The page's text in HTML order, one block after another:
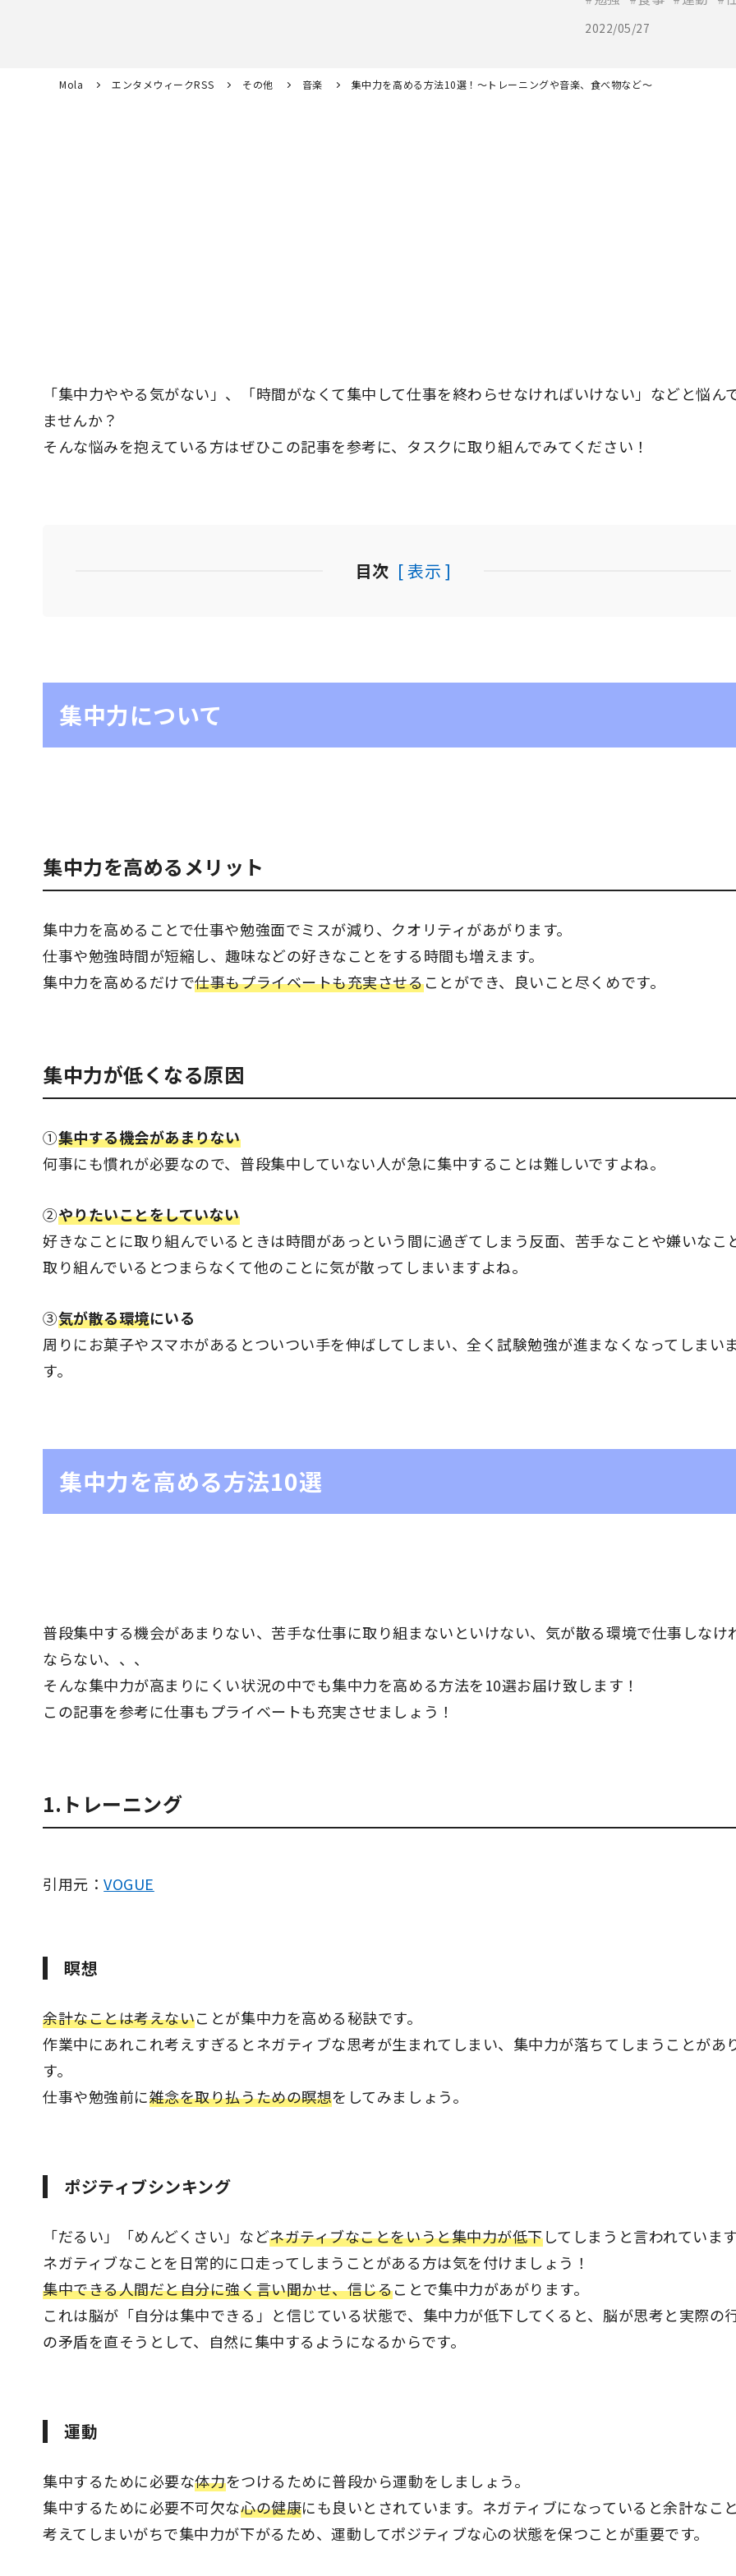
2022/05/27
Mola エンタメウィークRSS その他 音楽 集中力を高める方法10選！～トレーニングや音楽、食べ物など～
「集中力ややる気がない」、「時間がなくて集中して仕事を終わらせなければいけない」などと悩ん
ませんか？
そんな悩みを抱えている方はぜひこの記事を参考に、タスクに取り組んでみてください！
目次 [ 表示 ]
集中力について
集中力を高めるメリット
集中力を高めることで仕事や勉強面でミスが減り、クオリティがあがります。
仕事や勉強時間が短縮し、趣味などの好きなことをする時間も増えます。
集中力を高めるだけで仕事もプライベートも充実させることができ、良いこと尽くめです。
集中力が低くなる原因
①集中する機会があまりない
何事にも慣れが必要なので、普段集中していない人が急に集中することは難しいですよね。
②やりたいことをしていない
好きなことに取り組んでいるときは時間があっという間に過ぎてしまう反面、苦手なことや嫌いなこ
取り組んでいるとつまらなくて他のことに気が散ってしまいますよね。
➂気が散る環境にいる
周りにお菓子やスマホがあるとついつい手を伸ばしてしまい、全く試験勉強が進まなくなってしまい
す。
集中力を高める方法10選
普段集中する機会があまりない、苦手な仕事に取り組まないといけない、気が散る環境で仕事しなけ
ならない、、、
そんな集中力が高まりにくい状況の中でも集中力を高める方法を10選お届け致します！
この記事を参考に仕事もプライベートも充実させましょう！
1.トレーニング
引用元：VOGUE
瞑想
余計なことは考えないことが集中力を高める秘訣です。
作業中にあれこれ考えすぎるとネガティブな思考が生まれてしまい、集中力が落ちてしまうことがあ
す。
仕事や勉強前に雑念を取り払うための瞑想をしてみましょう。
ポジティブシンキング
「だるい」「めんどくさい」などネガティブなことをいうと集中力が低下してしまうと言われていま
ネガティブなことを日常的に口走ってしまうことがある方は気を付けましょう！
集中できる人間だと自分に強く言い聞かせ、信じることで集中力があがります。
これは脳が「自分は集中できる」と信じている状態で、集中力が低下してくると、脳が思考と実際の
の矛盾を直そうとして、自然に集中するようになるからです。
運動
集中するために必要な体力をつけるために普段から運動をしましょう。
集中するために必要不可欠な心の健康にも良いとされています。ネガティブになっていると余計なこ
考えてしまいがちで集中力が下がるため、運動してポジティブな心の状態を保つことが重要です。